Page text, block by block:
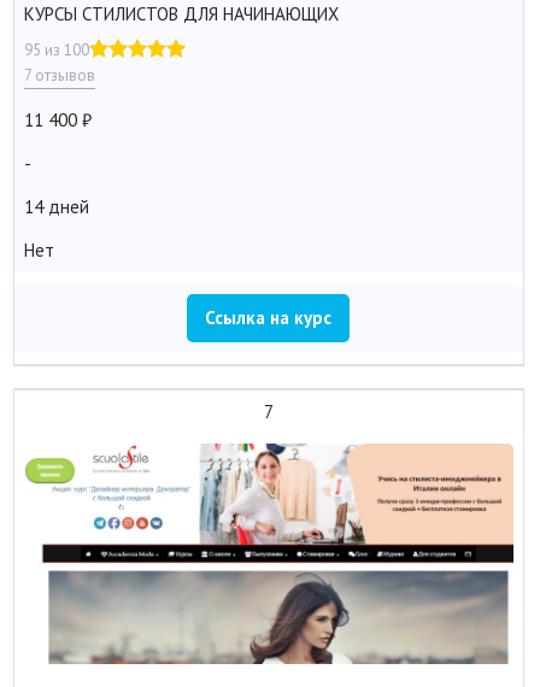
КУРСЫ СТИЛИСТОВ ДЛЯ НАЧИНАЮЩИХ
95 из 100
7 отзывов
11 400
-
14 дней
Нет
Ссылка на курс
7